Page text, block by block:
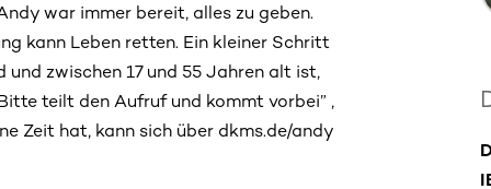
war immer bereit, alles zu geben.
kann Leben retten. Ein kleiner Schritt
und zwischen 17 und 55 Jahren alt ist,
teilt den Aufruf und kommt vorbei” ,
Zeit hat, kann sich über dkms.de/andy